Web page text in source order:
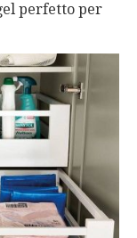
perfetto per